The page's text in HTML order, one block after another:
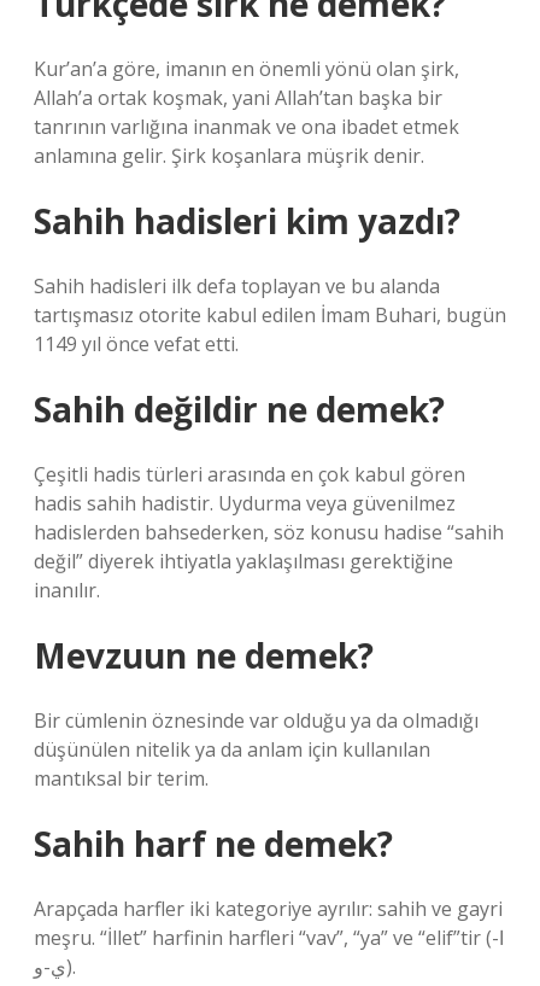
Kur’an’a göre, imanın en önemli yönü olan şirk,
Allah’a ortak koşmak, yani Allah’tan başka bir
tanrının varlığına inanmak ve ona ibadet etmek
anlamına gelir. Şirk koşanlara müşrik denir.
Sahih hadisleri kim yazdı?
Sahih hadisleri ilk defa toplayan ve bu alanda
tartışmasız otorite kabul edilen İmam Buhari, bugün
1149 yıl önce vefat etti.
Sahih değildir ne demek?
Çeşitli hadis türleri arasında en çok kabul gören
hadis sahih hadistir. Uydurma veya güvenilmez
hadislerden bahsederken, söz konusu hadise “sahih
değil” diyerek ihtiyatla yaklaşılması gerektiğine
inanılır.
Mevzuun ne demek?
Bir cümlenin öznesinde var olduğu ya da olmadığı
düşünülen nitelik ya da anlam için kullanılan
mantıksal bir terim.
Sahih harf ne demek?
Arapçada harfler iki kategoriye ayrılır: sahih ve gayri
meşru. “İllet” harfinin harfleri “vav”, “ya” ve “elif”tir (ا-
ي-و).